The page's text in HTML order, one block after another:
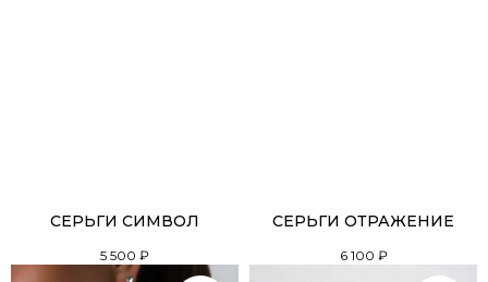
СЕРЬГИ СИМВОЛ
5 500 ₽
СЕРЬГИ ОТРАЖЕНИЕ
6 100 ₽